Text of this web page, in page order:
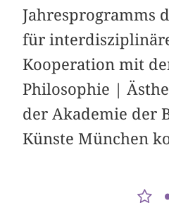
Jahresprogramms
für
Kooperation mit
Philosophie |
der Akademie der
Künste München